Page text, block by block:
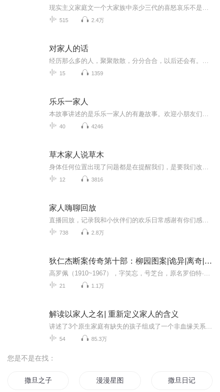
515 2.4万
对家人的话
15 1359
乐乐一家人
40 4246
草木家人说草木
12 3816
家人嗨聊回放
738 2.8万
狄仁杰断案传奇第十部：柳园图案|诡异|离奇|悬疑
21 1.1万
解读以家人之名| 重新定义家人的含义
54 85.3万
您是不是在找：
撒旦之子 漫漫星图 撒旦日记